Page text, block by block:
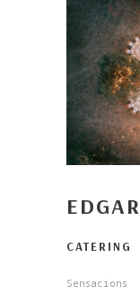
CATERING
Sensacions